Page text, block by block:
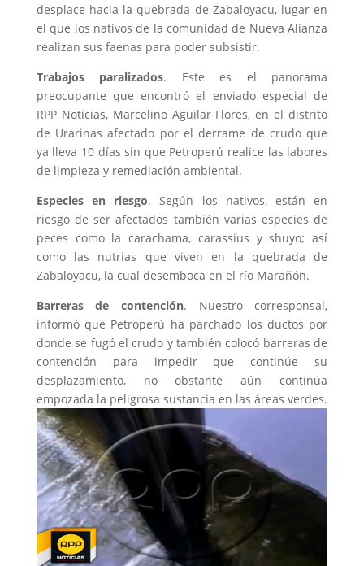
desplace hacia la quebrada de Zabaloyacu, lugar en
el que los nativos de la comunidad de Nueva Alianza
realizan sus faenas para poder subsistir.
Trabajos paralizados. Este es el panorama
preocupante que encontró el enviado especial de
RPP Noticias, Marcelino Aguilar Flores, en el distrito
de Urarinas afectado por el derrame de crudo que
ya lleva 10 días sin que Petroperú realice las labores
de limpieza y remediación ambiental.
Especies en riesgo. Según los nativos, están en
riesgo de ser afectados también varias especies de
peces como la carachama, carassius y shuyo; así
como las nutrias que viven en la quebrada de
Zabaloyacu, la cual desemboca en el río Marañón.
Barreras de contención. Nuestro corresponsal,
informó que Petroperú ha parchado los ductos por
donde se fugó el crudo y también colocó barreras de
contención para impedir que continúe su
desplazamiento, no obstante aún continúa
empozada la peligrosa sustancia en las áreas verdes.